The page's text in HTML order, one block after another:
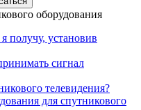
оборудования
получу, установив
сигнал
телевидения?
для спутникового